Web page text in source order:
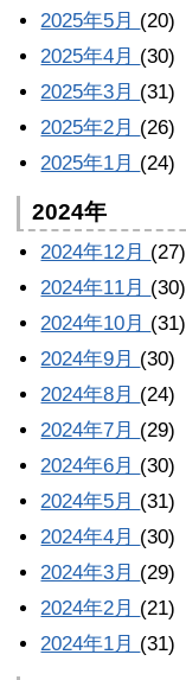
2025年5月 (20)
2025年4月 (30)
2025年3月 (31)
2025年2月 (26)
2025年1月 (24)
2024年
2024年12月 (27)
2024年11月 (30)
2024年10月 (31)
2024年9月 (30)
2024年8月 (24)
2024年7月 (29)
2024年6月 (30)
2024年5月 (31)
2024年4月 (30)
2024年3月 (29)
2024年2月 (21)
2024年1月 (31)